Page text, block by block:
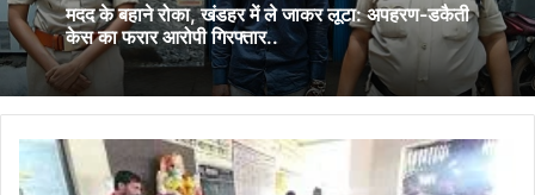
मदद के बहाने रोका, खंडहर में ले जाकर लूटा: अपहरण-डकैती
केस का फरार आरोपी गिरफ्तार..
विधायक
ललित